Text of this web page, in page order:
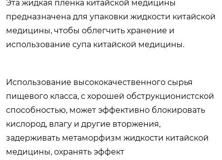
Эта жидкая пленка китайской медицины
предназначена для упаковки жидкости китайской
медицины, чтобы облегчить хранение и
использование супа китайской медицины.
Использование высококачественного сырья
пищевого класса, с хорошей обструкционистской
способностью, может эффективно блокировать
кислород, влагу и другие вторжения,
задерживать метаморфизм жидкости китайской
медицины, охранять эффект